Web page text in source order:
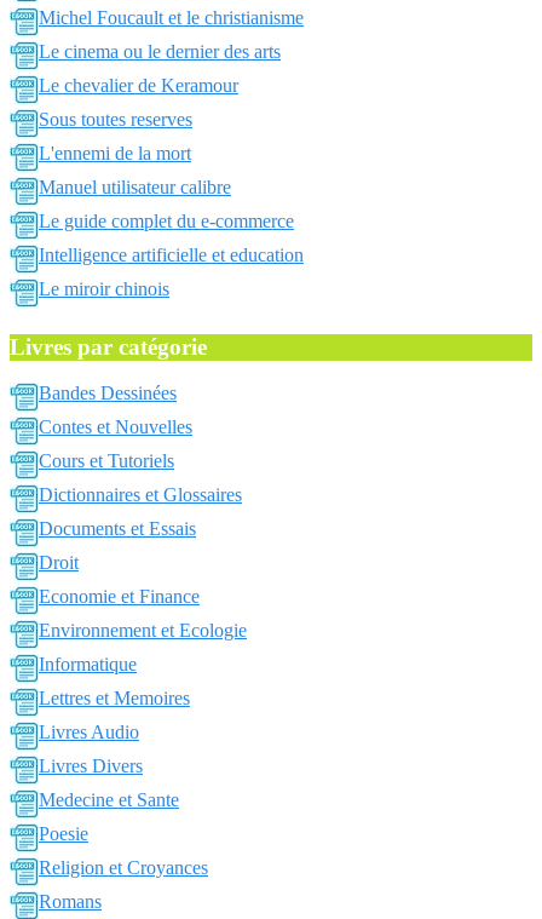
Michel Foucault et le christianisme
Le cinema ou le dernier des arts
Le chevalier de Keramour
Sous toutes reserves
L'ennemi de la mort
Manuel utilisateur calibre
Le guide complet du e-commerce
Intelligence artificielle et education
Le miroir chinois
Livres par catégorie
Bandes Dessinées
Contes et Nouvelles
Cours et Tutoriels
Dictionnaires et Glossaires
Documents et Essais
Droit
Economie et Finance
Environnement et Ecologie
Informatique
Lettres et Memoires
Livres Audio
Livres Divers
Medecine et Sante
Poesie
Religion et Croyances
Romans